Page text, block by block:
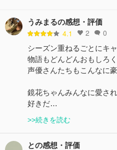
うみまるの感想・評価
4.1 2 0
シーズン重ねるごとにキ
物語もどんどんおもしろ
声優さんたちもこんなに
鏡花ちゃんみんなに愛さ
好きだ…
>>続きを読む
との感想・評価